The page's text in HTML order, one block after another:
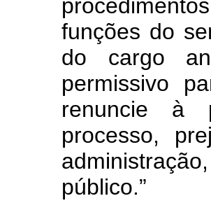
funções do
do cargo
permissivo
renuncie à
processo,
público.”